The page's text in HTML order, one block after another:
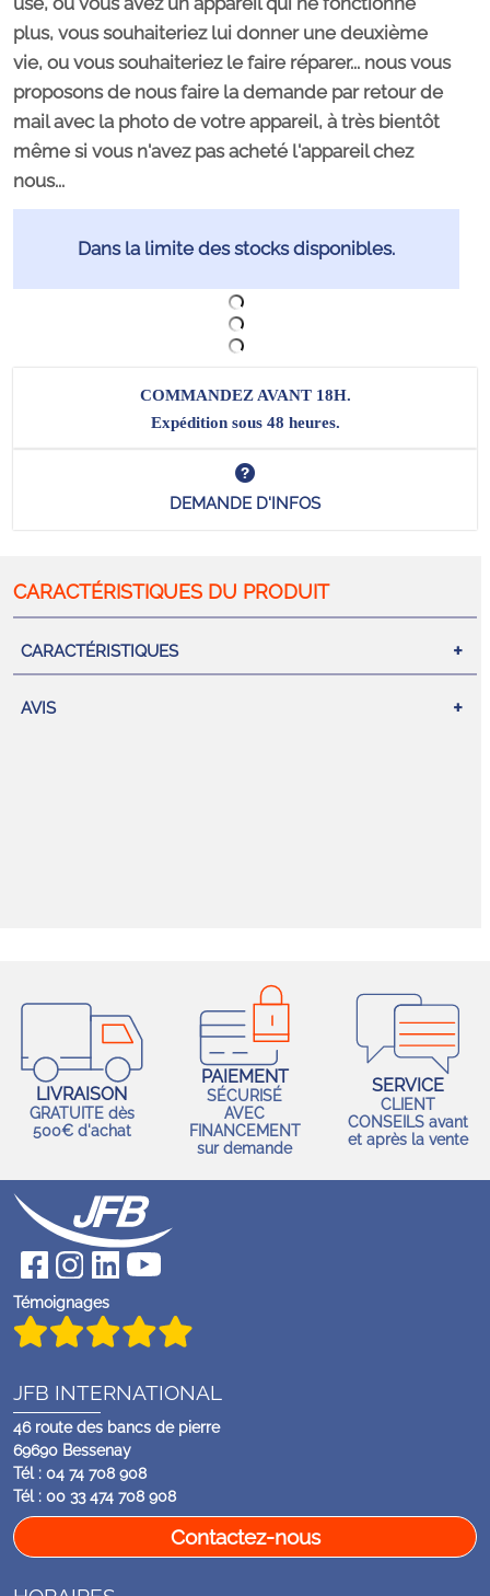
plus, vous souhaiteriez lui donner une deuxième
vie, ou vous souhaiteriez le faire réparer... nous vous
proposons de nous faire la demande par retour de
mail avec la photo de votre appareil, à très bientôt
même si vous n'avez pas acheté l'appareil chez
nous...
Dans la limite des stocks disponibles.
COMMANDEZ AVANT 18H.
Expédition sous 48 heures.
DEMANDE D'INFOS
CARACTÉRISTIQUES
AVIS
LIVRAISON
GRATUITE dès
500€ d'achat
PAIEMENT
SÉCURISÉ
AVEC
FINANCEMENT
sur demande
SERVICE
CLIENT
CONSEILS avant
et après la vente
Témoignages
JFB INTERNATIONAL
46 route des bancs de pierre
69690 Bessenay
Tél : 04 74 708 908
Tél : 00 33 474 708 908
Contactez-nous